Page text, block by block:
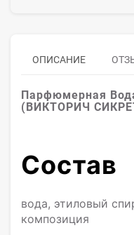
ОПИСАНИЕ
Парфюмерная
(ВИКТОРИЧ
Состав
вода, этиловый
композиция